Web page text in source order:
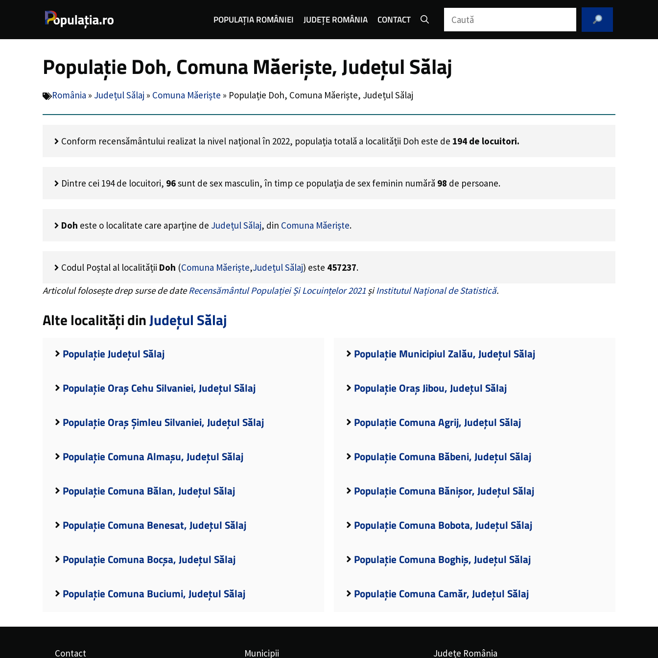
POPULAȚIA ROMÂNIEI JUDEȚE ROMÂNIA CONTACT Caută
Populație Doh, Comuna Măeriște, Județul Sălaj
România » Județul Sălaj » Comuna Măeriște » Populație Doh, Comuna Măeriște, Județul Sălaj
Conform recensământului realizat la nivel național în 2022, populația totală a localității Doh este de 194 de locuitori.
Dintre cei 194 de locuitori, 96sunt de sex masculin, în timp ce populația de sex feminin numără 98 de persoane.
Doh este o localitate care aparține de Județul Sălaj, din Comuna Măeriște.
Codul Poștal al localității Doh (Comuna Măeriște,Județul Sălaj) este 457237.
Articolul folosește drep surse de dateRecensământul Populației Și Locuințelor 2021 șiInstitutul Național de Statistică.
Alte localități dinJudețul Sălaj
Populație Județul Sălaj Populație Municipiul Zalău, Județul Sălaj
Populație Oraș Cehu Silvaniei, Județul Sălaj Populație Oraș Jibou, Județul Sălaj
Populație Oraș Șimleu Silvaniei, Județul Sălaj Populație Comuna Agrij, Județul Sălaj
Populație Comuna Almașu, Județul Sălaj Populație Comuna Băbeni, Județul Sălaj
Populație Comuna Bălan, Județul Sălaj Populație Comuna Bănișor, Județul Sălaj
Populație Comuna Benesat, Județul Sălaj Populație Comuna Bobota, Județul Sălaj
Populație Comuna Bocșa, Județul Sălaj Populație Comuna Boghiș, Județul Sălaj
Populație Comuna Buciumi, Județul Sălaj Populație Comuna Camăr, Județul Sălaj
Contact Municipii Județe România